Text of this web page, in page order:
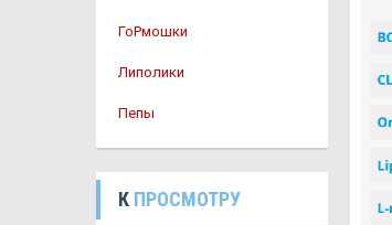
ГоРмошки
Липолики
Пепы
К ПРОСМОТРУ